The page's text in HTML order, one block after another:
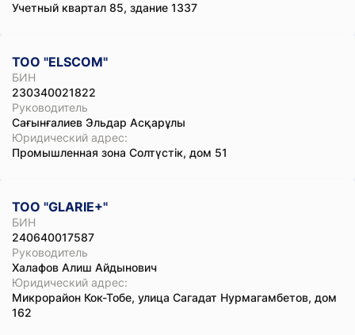
Учетный квартал 85, здание 1337
ТОО "ELSCOM"
БИН
230340021822
Руководитель
Сағынғалиев Эльдар Асқарұлы
Юридический адрес:
Промышленная зона Солтүстік, дом 51
ТОО "GLARIE+"
БИН
240640017587
Руководитель
Халафов Алиш Айдынович
Юридический адрес:
Микрорайон Кок-Тобе, улица Сагадат Нурмагамбетов, дом
162